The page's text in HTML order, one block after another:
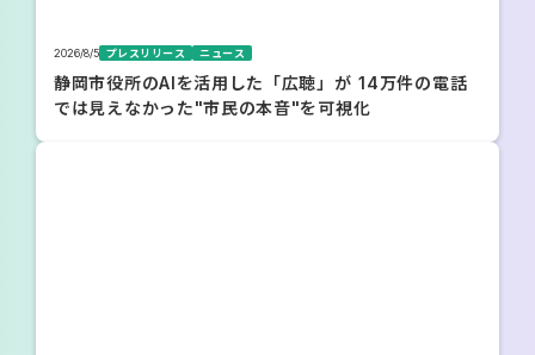
プレスリリース ニュース
2026/8/5
静岡市役所のAIを活用した「広聴」が 14万件の電話
では見えなかった"市民の本音"を可視化